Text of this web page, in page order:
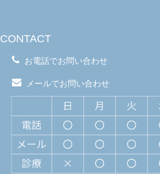
CONTACT
お電話でお問い合わせ
メールでお問い合わせ